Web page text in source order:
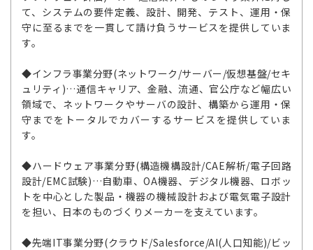
て、システムの要件定義、設計、開発、テスト、運用・保
守に至るまでを一貫して請け負うサービスを提供していま
す。
◆インフラ事業分野(ネットワーク/サーバー/仮想基盤/セキ
ュリティ)…通信キャリア、金融、流通、官公庁など幅広い
領域で、ネットワークやサーバの設計、構築から運用・保
守までをトータルでカバーするサービスを提供していま
す。
◆ハードウェア事業分野(構造機構設計/CAE解析/電子回路
設計/EMC試験)…自動車、OA機器、デジタル機器、ロボッ
トを中心とした製品・機器の機械設計および電気電子設計
を担い、日本のものづくりメーカーを支えています。
◆先端IT事業分野(クラウド/Salesforce/AI(人口知能)/ビッ